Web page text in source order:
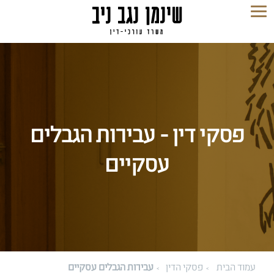
פסקי דין - עבירות הגבלים
עסקיים
עמוד הבית פסקי הדין עבירות הגבלים עסקיים